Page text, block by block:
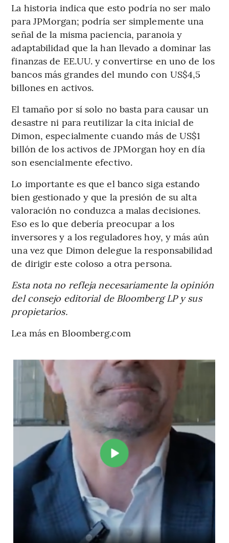
La historia indica que esto podría no ser malo
para JPMorgan; podría ser simplemente una
señal de la misma paciencia, paranoia y
adaptabilidad que la han llevado a dominar las
finanzas de EE.UU. y convertirse en uno de los
bancos más grandes del mundo con US$4,5
billones en activos.
El tamaño por sí solo no basta para causar un
desastre ni para reutilizar la cita inicial de
Dimon, especialmente cuando más de US$1
billón de los activos de JPMorgan hoy en día
son esencialmente efectivo.
Lo importante es que el banco siga estando
bien gestionado y que la presión de su alta
valoración no conduzca a malas decisiones.
Eso es lo que debería preocupar a los
inversores y a los reguladores hoy, y más aún
una vez que Dimon delegue la responsabilidad
de dirigir este coloso a otra persona.
Esta nota no refleja necesariamente la opinión
del consejo editorial de Bloomberg LP y sus
propietarios.
Lea más en Bloomberg.com